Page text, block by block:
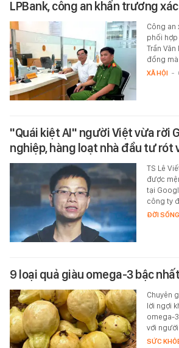
LPBank, công an khẩn trương
Công an
phối hợp
Trần
đồng
XÃ HỘI -
"Quái kiệt AI" người Việt vừa rời
nghiệp, hàng loạt nhà đầu tư rót
TS Lê
được
tại
công ty
ĐỜI SỐNG
9 loại quả giàu omega-3 bậc nhất
Chuyên
lời ngợi
omega-
với
SỨC